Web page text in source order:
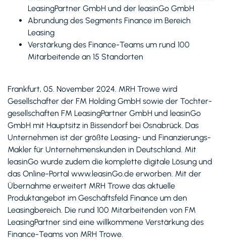
LeasingPartner GmbH und der leasinGo GmbH
Abrundung des Segments Finance im Bereich
Leasing
Verstärkung des Finance-Teams um rund 100
Mitarbeitende an 15 Standorten
Frankfurt, 05. November 2024. MRH Trowe wird
Gesellschafter der FM Holding GmbH sowie der Tochter­
gesellschaften FM LeasingPartner GmbH und leasinGo
GmbH mit Hauptsitz in Bissendorf bei Osnabrück. Das
Unternehmen ist der größte Leasing- und Finanzierungs-
Makler für Unternehmenskunden in Deutschland. Mit
leasinGo wurde zudem die komplette digitale Lösung und
das Online-Portal www.leasinGo.de erworben. Mit der
Übernahme erweitert MRH Trowe das aktuelle
Produktangebot im Geschäftsfeld Finance um den
Leasingbereich. Die rund 100 Mitarbeitenden von FM
LeasingPartner sind eine willkommene Verstärkung des
Finance-Teams von MRH Trowe.